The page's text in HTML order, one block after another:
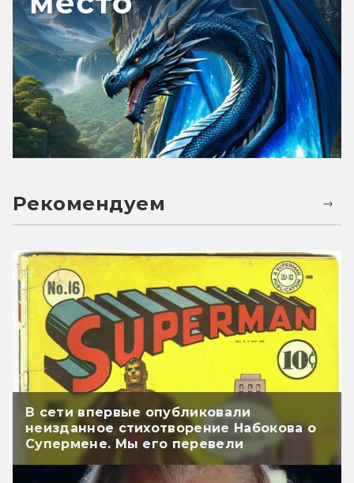
Рекомендуем
В сети впервые опубликовали
неизданное стихотворение Набокова о
Супермене. Мы его перевели